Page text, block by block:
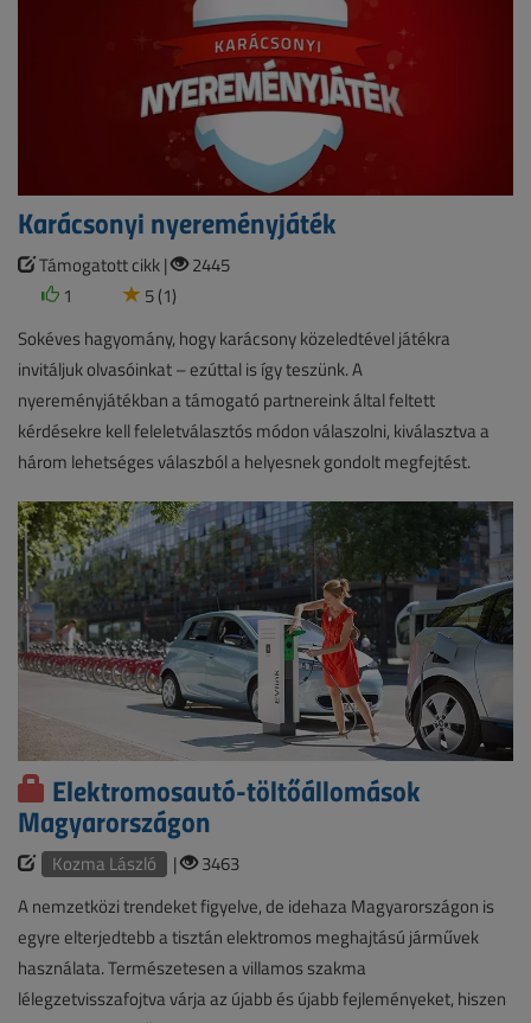
Karácsonyi nyereményjáték
Támogatott cikk |
2445
1
5 (1)
Sokéves hagyomány, hogy karácsony közeledtével játékra
invitáljuk olvasóinkat – ezúttal is így teszünk. A
nyereményjátékban a támogató partnereink által feltett
kérdésekre kell feleletválasztós módon válaszolni, kiválasztva a
három lehetséges válaszból a helyesnek gondolt megfejtést.
Elektromosautó-töltőállomások
Magyarországon
Kozma László |
3463
A nemzetközi trendeket figyelve, de idehaza Magyarországon is
egyre elterjedtebb a tisztán elektromos meghajtású járművek
használata. Természetesen a villamos szakma
lélegzetvisszafojtva várja az újabb és újabb fejleményeket, hiszen